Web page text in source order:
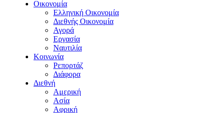
Οικονομία
Ελληνική Οικονομία
Διεθνής Οικονομία
Αγορά
Εργασία
Ναυτιλία
Κοινωνία
Ρεπορτάζ
Διάφορα
Διεθνή
Αμερική
Ασία
Αφρική